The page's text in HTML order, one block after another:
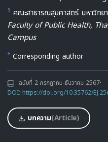
1 คณะสาธารณสุขศาสตร์ มหาวิทย
Faculty of Public Health,
Campus
* Corresponding author
ฉบับที่ 2 กรกฎาคม-ธันวาคม 2567·
DOI: https://doi.org/10.35762/
บทความ(Article)